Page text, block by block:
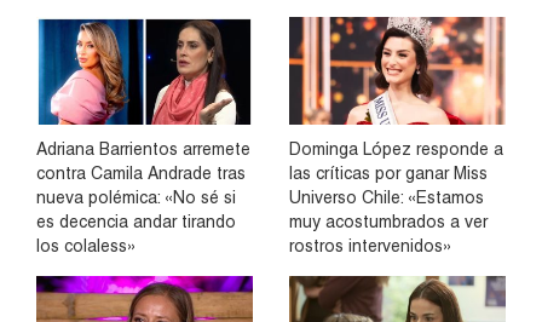
Adriana Barrientos arremete
contra Camila Andrade tras
nueva polémica: «No sé si
es decencia andar tirando
los colaless»
Dominga López responde a
las críticas por ganar Miss
Universo Chile: «Estamos
muy acostumbrados a ver
rostros intervenidos»